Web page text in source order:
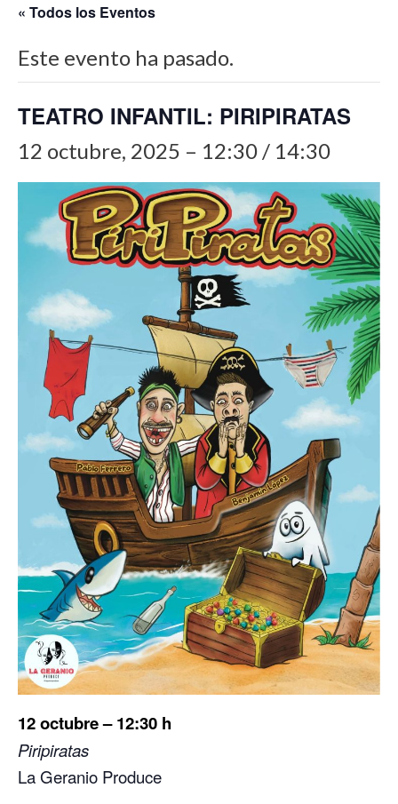
« Todos los Eventos
Este evento ha pasado.
TEATRO INFANTIL: PIRIPIRATAS
12 octubre, 2025 – 12:30 / 14:30
12 octubre – 12:30 h
Piripiratas
La Geranio Produce